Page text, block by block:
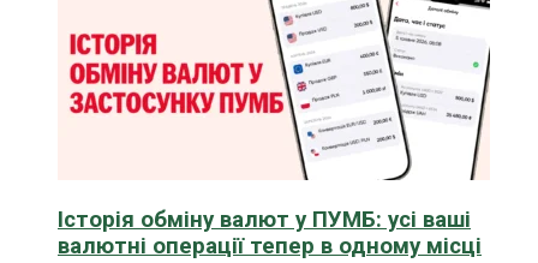
Історія обміну валют у ПУМБ: усі ваші
валютні операції тепер в одному місці